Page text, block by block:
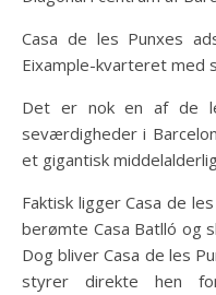
Casa de les Punxes
Eixample-kvarteret med
Det er nok en af de
seværdigheder i
et gigantisk
Faktisk ligger Casa de
berømte Casa Batlló og
Dog bliver Casa de les
styrer direkte hen